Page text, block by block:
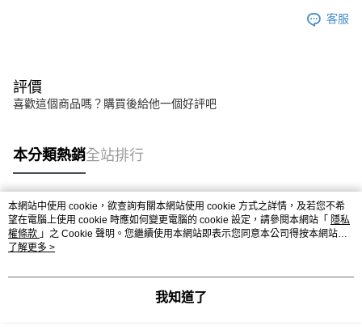
客服
評價
喜歡這個商品嗎？購買後給他一個好評吧
本分類熱銷全站排行
熱門標籤
本網站中使用 cookie，欲查詢有關本網站使用 cookie 方式之詳情，及若您不希
望在電腦上使用 cookie 時應如何變更電腦的 cookie 設定，請參閱本網站「 隱私
權條款 」之 Cookie 聲明。您繼續使用本網站即表示您同意本公司得按本網站使
用條款之 Cookie 聲明使用 cookie。
了解更多 >
我知道了